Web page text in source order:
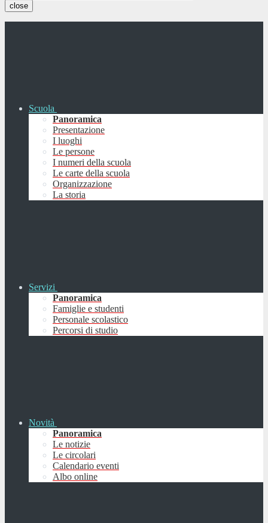
close
Scuola
Panoramica
Presentazione
I luoghi
Le persone
I numeri della scuola
Le carte della scuola
Organizzazione
La storia
Servizi
Panoramica
Famiglie e studenti
Personale scolastico
Percorsi di studio
Novità
Panoramica
Le notizie
Le circolari
Calendario eventi
Albo online